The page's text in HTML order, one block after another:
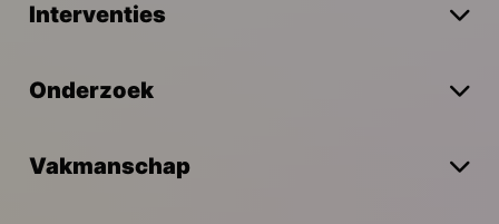
Interventies
Onderzoek
Vakmanschap